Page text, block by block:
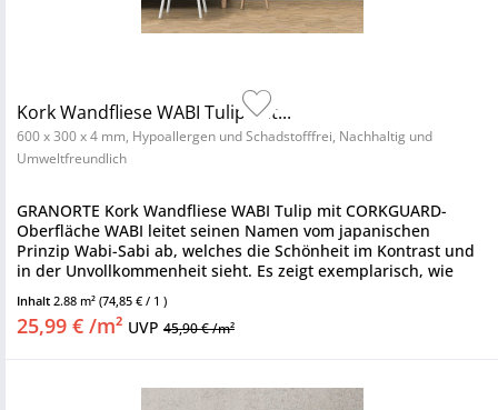
Kork Wandfliese WABI Tulip mit...
600 x 300 x 4 mm, Hypoallergen und Schadstofffrei, Nachhaltig und
Umweltfreundlich
GRANORTE Kork Wandfliese WABI Tulip mit CORKGUARD-
Oberfläche WABI leitet seinen Namen vom japanischen
Prinzip Wabi-Sabi ab, welches die Schönheit im Kontrast und
in der Unvollkommenheit sieht. Es zeigt exemplarisch, wie
umweltfreundliche...
Inhalt 2.88 m² (74,85 € / 1 )
25,99 € /m² UVP 45,90 € /m²